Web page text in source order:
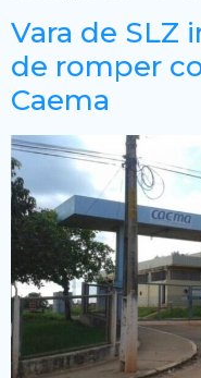
Vara de SLZ
de romper
Caema